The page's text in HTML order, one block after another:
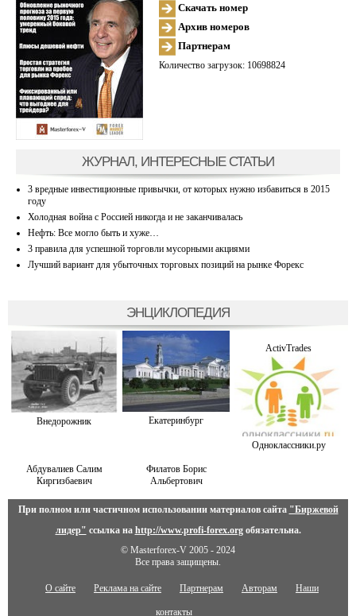
Скачать номер
Архив номеров
Партнерам
Количество загрузок: 10698824
ЖУРНАЛ, ИНТЕРЕСНЫЕ СТАТЬИ
3 вредные инвестиционные привычки, от которых нужно избавиться в 2015
году
Холодная война с Россией никогда и не заканчивалась
Нефть: Все могло быть и хуже…
3 правила для успешной торговли мусорными акциями
Лучший вариант для убыточных торговых позиций на рынке Форекс
ЭНЦИКЛОПЕДИЯ
Внедорожник Екатеринбург
ActivTrades
Одноклассники.ру
Абдувалиев Салим
Киргизбаевич
Филатов Борис
Альбертович
При полном или частичном использовании материалов сайта "Биржевой
лидер" ссылка на http://www.profi-forex.orgобязательна.
© Masterforex-V 2005 - 2024
Все права защищены.
О сайте Реклама на сайте Партнерам Авторам Наши
контакты